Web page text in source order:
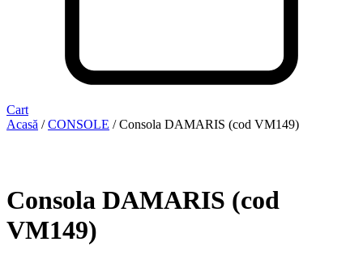
Cart
Acasă /CONSOLE / Consola DAMARIS (cod VM149)
Consola DAMARIS (cod
VM149)